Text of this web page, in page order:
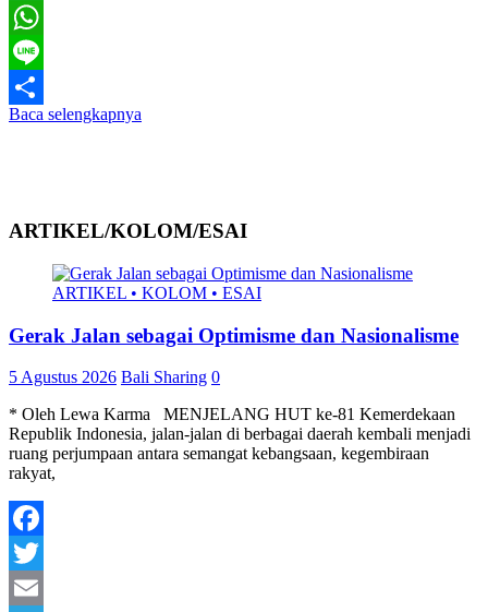
Telegram
WhatsApp
Line
Share
Baca selengkapnya
ARTIKEL/KOLOM/ESAI
ARTIKEL • KOLOM • ESAI
Gerak Jalan sebagai Optimisme dan Nasionalisme
5 Agustus 2026 Bali Sharing 0
* Oleh Lewa Karma MENJELANG HUT ke-81 Kemerdekaan
Republik Indonesia, jalan-jalan di berbagai daerah kembali menjadi
ruang perjumpaan antara semangat kebangsaan, kegembiraan
rakyat,
Facebook
Twitter